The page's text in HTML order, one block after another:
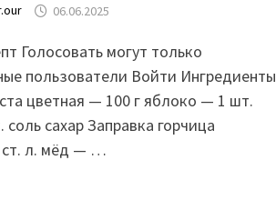
06.06.2025
Голосовать могут только
пользователи Войти Ингредиенты
цветная — 100 г яблоко — 1 шт.
сахар Заправка горчица
ст. л. мёд — …